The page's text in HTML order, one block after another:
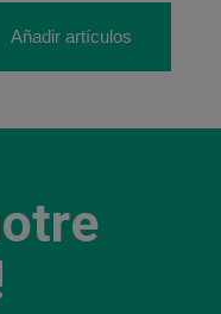
Añadir artículos